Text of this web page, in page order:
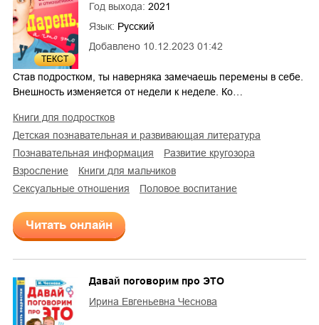
ТЕКСТ 3
Добавлено 10.12.2023 01:42
Год выхода: 2021
Язык: Русский
Став подростком, ты наверняка замечаешь перемены в себе.
Внешность изменяется от недели к неделе. Ко…
книги для подростков
детская познавательная и развивающая литература
познавательная информация
развитие кругозора
взросление
книги для мальчиков
сексуальные отношения
половое воспитание
Читать онлайн
Давай поговорим про ЭТО
Ирина Евгеньевна Чеснова